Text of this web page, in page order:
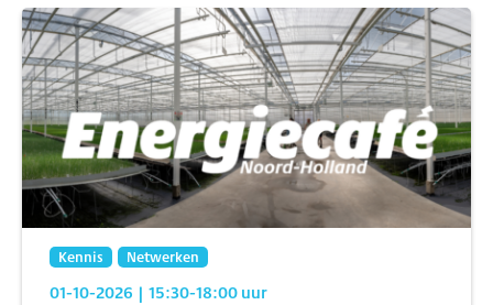
Kennis Netwerken
01-10-2026 | 15:30-18:00uur